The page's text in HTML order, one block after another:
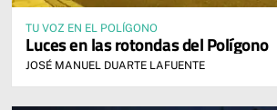
TU VOZ EN EL POLÍGONO
Luces en las rotondas del Polígono
JOSÉ MANUEL DUARTE LAFUENTE